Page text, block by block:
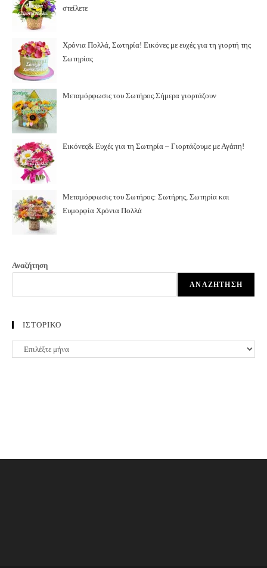
στείλετε
Χρόνια Πολλά, Σωτηρία! Εικόνες με ευχές για τη γιορτή της
Σωτηρίας
Μεταμόρφωσις του Σωτήρος.Σήμερα γιορτάζουν
Εικόνες& Ευχές για τη Σωτηρία – Γιορτάζουμε με Αγάπη!
Μεταμόρφωσις του Σωτήρος: Σωτήρης, Σωτηρία και
Ευμορφία Χρόνια Πολλά
Αναζήτηση
ΑΝΑΖΉΤΗΣΗ
ΙΣΤΟΡΙΚΟ
ΙΣΤΟΡΙΚΟ